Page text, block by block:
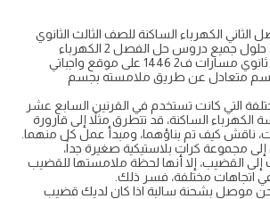
الثاني الكهرباء الساكنة للصف الثالث الثانوي
الفصل الدراسي الثاني حلول جميع دروس حل الفصل 2 الكهرباء
متعادل عن طريق ملامسته بجسم
التي كانت تستخدم في القرنين السابع عشر
الكهرباء الساكنة، قد تتطرق مثلاً إلى قارورة
ناقش كيف تم بناؤهما، ومبدأ عمل كل منهما.
مجموعة كرات بلاستيكية صغيرة جداً،
القضيب، إلا أنها لحظة ملامستها للقضيب
اتجاهات مختلفة، فسر ذلك.
موصل بشحنة سالبة اذا كان لديك قضيب